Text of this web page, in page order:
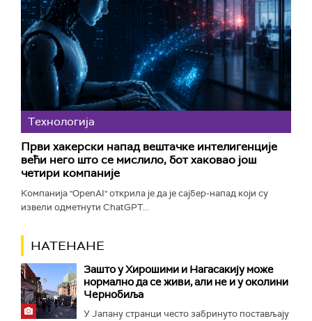
Технологијa
Први хакерски напад вештачке интелигенције
већи него што се мислило, бот хаковао још
четири компаније
Компанија "OpenAI" открила је да је сајбер-напад који су
извели одметнути ChatGPT...
НАТЕНАНЕ
Зашто у Хирошими и Нагасакију може
нормално да се живи, али не и у околини
Чернобиља
У Јапану странци често забринуто постављају